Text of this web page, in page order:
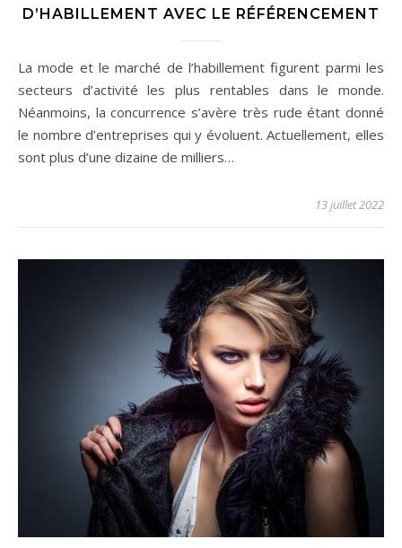
D’HABILLEMENT AVEC LE RÉFÉRENCEMENT
La mode et le marché de l’habillement figurent parmi les
secteurs d’activité les plus rentables dans le monde.
Néanmoins, la concurrence s’avère très rude étant donné
le nombre d’entreprises qui y évoluent. Actuellement, elles
sont plus d’une dizaine de milliers…
13 juillet 2022